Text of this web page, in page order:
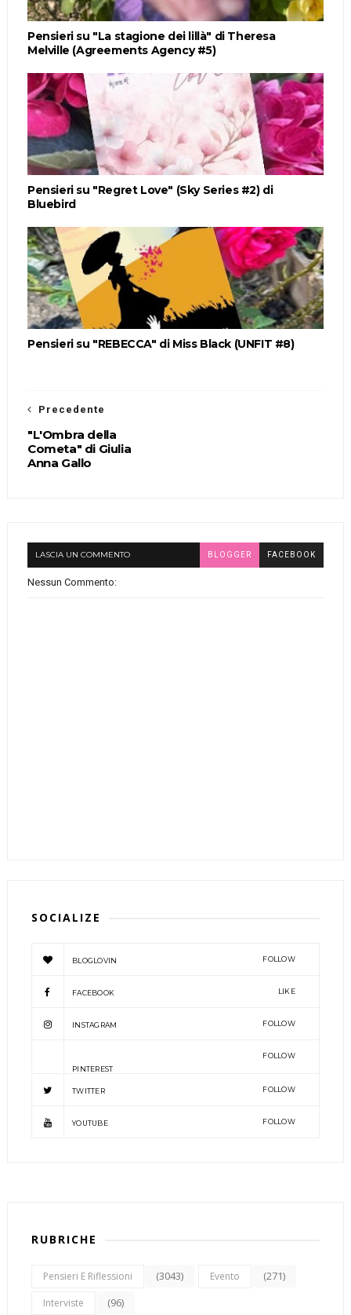
Pensieri su "La stagione dei lillà" di Theresa
Melville (Agreements Agency #5)
Pensieri su "Regret Love" (Sky Series #2) di
Bluebird
Pensieri su "REBECCA" di Miss Black (UNFIT #8)
Precedente
"L'Ombra della
Cometa" di Giulia
Anna Gallo
LASCIA UN COMMENTO BLOGGER FACEBOOK
Nessun Commento:
SOCIALIZE
BLOGLOVIN FOLLOW
FACEBOOK LIKE
INSTAGRAM FOLLOW
PINTEREST
FOLLOW
TWITTER FOLLOW
YOUTUBE FOLLOW
RUBRICHE
Pensieri E Riflessioni (3043) Evento (271)
Interviste (96)